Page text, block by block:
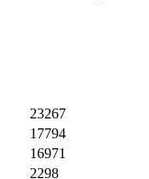
23267
17794
16971
2298